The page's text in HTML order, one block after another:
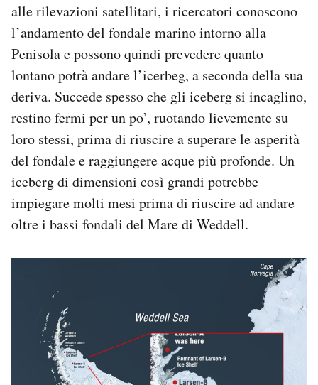
alle rilevazioni satellitari, i ricercatori conoscono
l’andamento del fondale marino intorno alla
Penisola e possono quindi prevedere quanto
lontano potrà andare l’icerbeg, a seconda della sua
deriva. Succede spesso che gli iceberg si incaglino,
restino fermi per un po’, ruotando lievemente su
loro stessi, prima di riuscire a superare le asperità
del fondale e raggiungere acque più profonde. Un
iceberg di dimensioni così grandi potrebbe
impiegare molti mesi prima di riuscire ad andare
oltre i bassi fondali del Mare di Weddell.